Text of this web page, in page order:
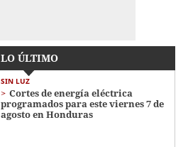
LO ÚLTIMO
SIN LUZ
Cortes de energía eléctrica
programados para este viernes 7 de
agosto en Honduras